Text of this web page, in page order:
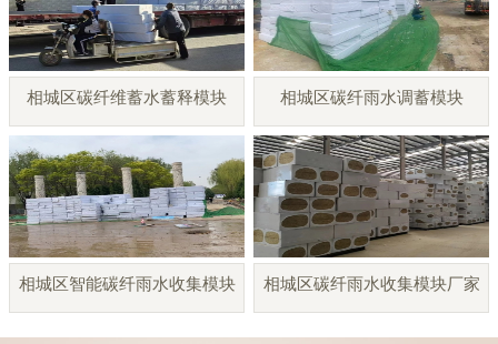
相城区碳纤维蓄水蓄释模块 相城区碳纤雨水调蓄模块
相城区智能碳纤雨水收集模块 相城区碳纤雨水收集模块厂家